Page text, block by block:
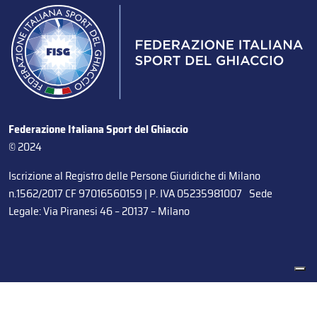
Federazione Italiana Sport del Ghiaccio
© 2024
Iscrizione al Registro delle Persone Giuridiche di Milano
n.1562/2017 CF 97016560159 | P. IVA 05235981007 Sede
Legale: Via Piranesi 46 – 20137 – Milano